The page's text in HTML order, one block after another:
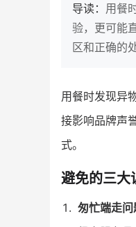
导读： 用餐
验，更可能
区和正确的
用餐时发现异
接影响品牌声
式。
避免的三大
匆忙端走
三只松鼠旗下的网红婴
牌，22天便拿下类目第一
查看详情